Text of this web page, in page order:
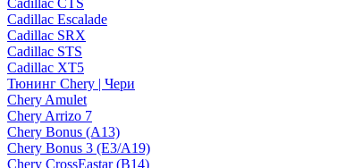
Cadillac CTS
Cadillac Escalade
Cadillac SRX
Cadillac STS
Cadillac XT5
Тюнинг Chery | Чери
Chery Amulet
Chery Arrizo 7
Chery Bonus (A13)
Chery Bonus 3 (E3/A19)
Chery CrossEastar (B14)